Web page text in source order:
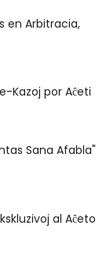
en Arbitracia,
Kazoj por Aĉeti
Sana Afabla"
al Aĉeto